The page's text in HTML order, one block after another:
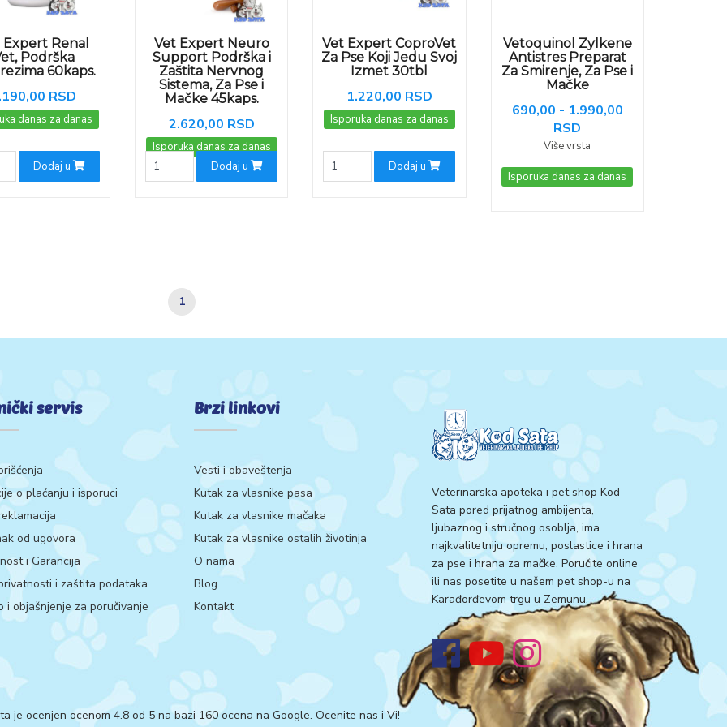
Expert Renal
Podrška
60kaps.
RSD
danas za danas
Dodaj u
Vet Expert Neuro
Support Podrška i
Zaštita Nervnog
Sistema, Za Pse i
Mačke 45kaps.
2.620,00 RSD
Isporuka danas za danas
Dodaj u
Vet Expert CoproVet
Za Pse Koji Jedu Svoj
Izmet 30tbl
1.220,00 RSD
Isporuka danas za danas
Dodaj u
Vetoquinol Zylkene
Antistres Preparat
Za Smirenje, Za Pse i
Mačke
690,00 - 1.990,00
RSD
Više vrsta
Isporuka danas za danas
1
servis
o plaćanju i isporuci
od ugovora
i Garancija
i zaštita podataka
i objašnjenje za poručivanje
Brzi linkovi
Vesti i obaveštenja
Kutak za vlasnike pasa
Kutak za vlasnike mačaka
Kutak za vlasnike ostalih životinja
O nama
Blog
Kontakt
Veterinarska apoteka i pet shop Kod
Sata pored prijatnog ambijenta,
ljubaznog i stručnog osoblja, ima
najkvalitetniju opremu, poslastice i hrana
za pse i hrana za mačke. Poručite online
ili nas posetite u našem pet shop-u na
Karađorđevom trgu u Zemunu.
je ocenjen ocenom 4.8 od 5 na bazi 160 ocena na Google. Ocenite nas i Vi!